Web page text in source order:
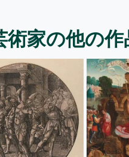
術家の他の